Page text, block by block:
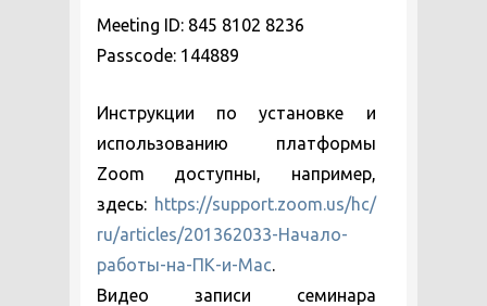
Meeting ID: 845 8102 8236
Passcode: 144889
Инструкции по установке и
использованию платформы
Zoom доступны, например,
здесь: https://support.zoom.us/hc/
ru/articles/201362033-Начало-
работы-на-ПК-и-Mac.
Видео записи семинара